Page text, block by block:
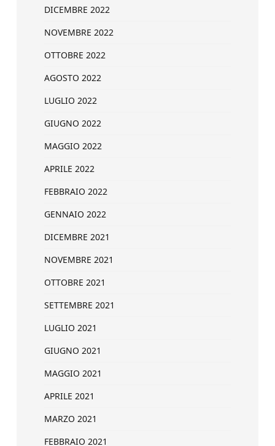
DICEMBRE 2022
NOVEMBRE 2022
OTTOBRE 2022
AGOSTO 2022
LUGLIO 2022
GIUGNO 2022
MAGGIO 2022
APRILE 2022
FEBBRAIO 2022
GENNAIO 2022
DICEMBRE 2021
NOVEMBRE 2021
OTTOBRE 2021
SETTEMBRE 2021
LUGLIO 2021
GIUGNO 2021
MAGGIO 2021
APRILE 2021
MARZO 2021
FEBBRAIO 2021